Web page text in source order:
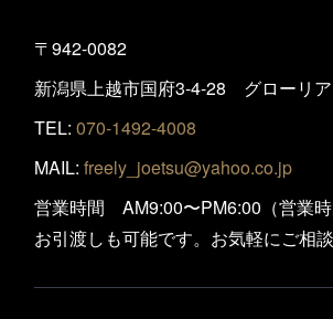
〒942-0082
新潟県上越市国府3-4-28 グローリ
TEL: 070-1492-4008
MAIL: freely_joetsu@yahoo.co.jp
営業時間 AM9:00〜PM6:00（営業時
お引渡しも可能です。お気軽にご相談